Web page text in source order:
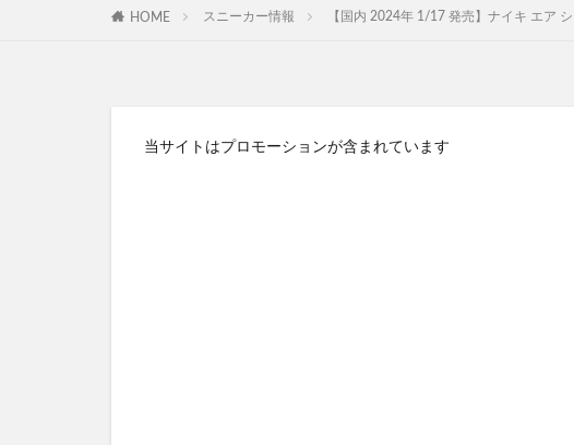
HOME スニーカー情報 【国内 2024年 1/17 発売】ナイキ エア
当サイトはプロモーションが含まれています